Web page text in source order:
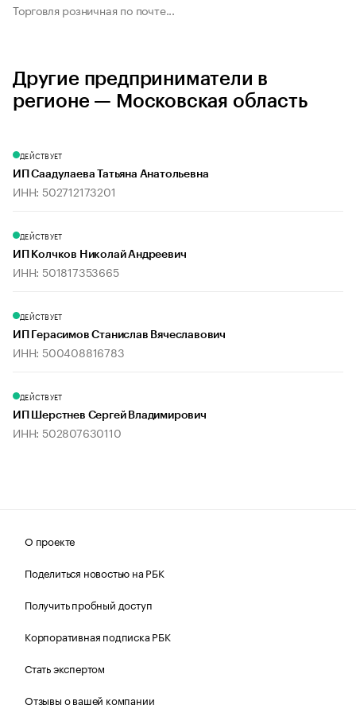
Торговля розничная по почте...
Другие предприниматели в
регионе — Московская область
ДЕЙСТВУЕТ
ИП Саадулаева Татьяна Анатольевна
ИНН: 502712173201
ДЕЙСТВУЕТ
ИП Колчков Николай Андреевич
ИНН: 501817353665
ДЕЙСТВУЕТ
ИП Герасимов Станислав Вячеславович
ИНН: 500408816783
ДЕЙСТВУЕТ
ИП Шерстнев Сергей Владимирович
ИНН: 502807630110
О проекте
Поделиться новостью на РБК
Получить пробный доступ
Корпоративная подписка РБК
Стать экспертом
Отзывы о вашей компании